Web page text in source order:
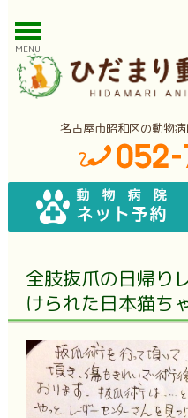
MENU
名古屋市昭和区の動物
全肢抜爪の日帰り
けられた日本猫ち